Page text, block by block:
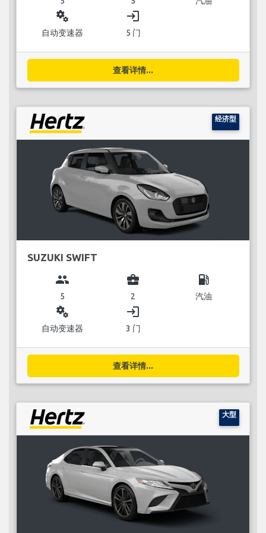
miscellaneous_services
自动变速器
login
5 门
查看详情...
经济型
SUZUKI SWIFT
group
5
business_center
2
local_gas_station
汽油
miscellaneous_services
自动变速器
login
3 门
查看详情...
大型